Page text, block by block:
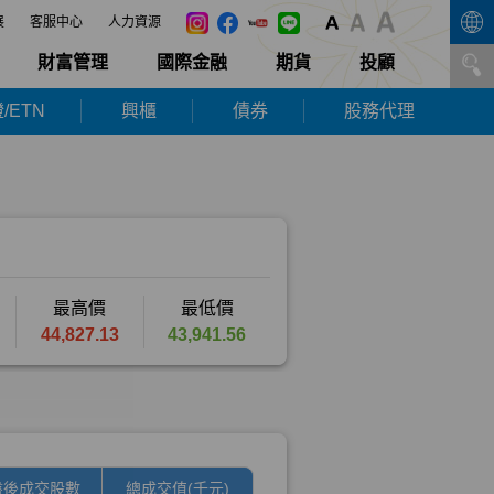
客服中心 人力資源
財富管理 國際金融 期貨 投顧
ETN 興櫃 債券 股務代理